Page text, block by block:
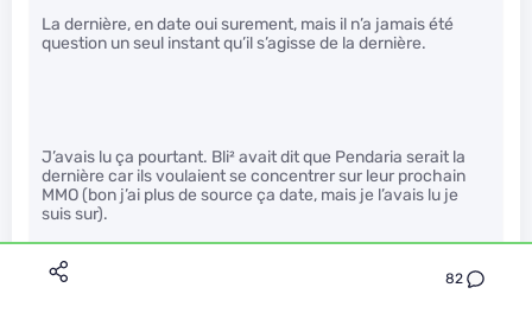
82
La dernière, en date oui surement, mais il n’a jamais été
question un seul instant qu’il s’agisse de la dernière.
J’avais lu ça pourtant. Bli² avait dit que Pendaria serait la
dernière car ils voulaient se concentrer sur leur prochain
MMO (bon j’ai plus de source ça date, mais je l’avais lu je
suis sur).